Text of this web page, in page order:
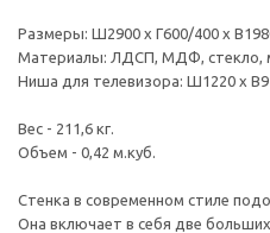
Размеры: Ш2900 х Г600/400 х
Материалы: ЛДСП, МДФ, стекло,
Ниша для телевизора: Ш1220 х
Вес - 211,6 кг.
Объем - 0,42 м.куб.
Стенка в современном стиле
Она включает в себя две